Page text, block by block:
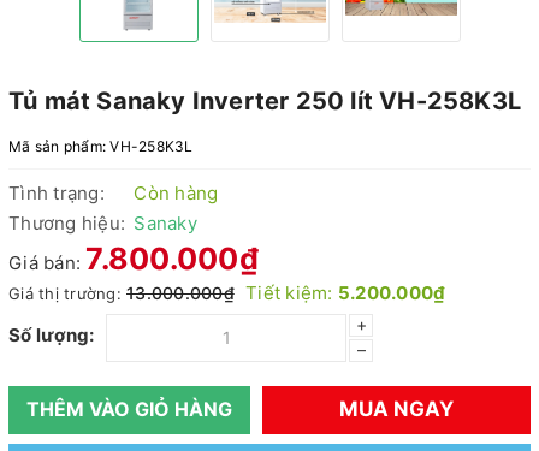
Tủ mát Sanaky Inverter 250 lít VH-258K3L
Mã sản phẩm:VH-258K3L
Tình trạng:
Còn hàng
Thương hiệu: Sanaky
Giá bán: 7.800.000₫
Giá thị trường: 13.000.000₫ Tiết kiệm: 5.200.000₫
Số lượng:
+
–
THÊM VÀO GIỎ HÀNG MUA NGAY